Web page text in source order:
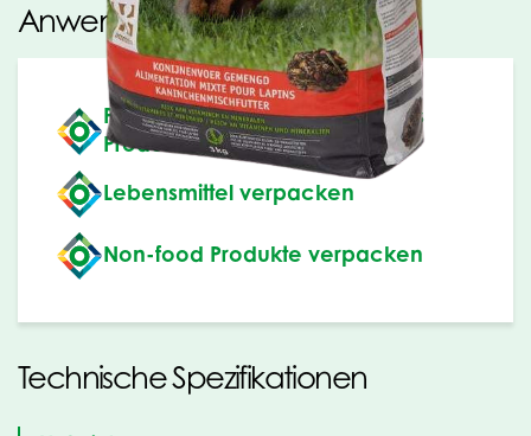
Anwendungen
Präsentationsverpackung Ihres
Produkts
Lebensmittel verpacken
Non-food Produkte verpacken
Technische Spezifikationen